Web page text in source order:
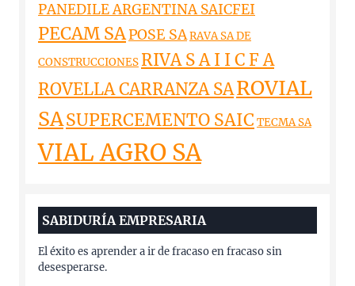
PANEDILE ARGENTINA SAICFEI
PECAM SAPOSE SARAVA SA DE
CONSTRUCCIONES RIVA S A I I C F A
ROVELLA CARRANZA SAROVIAL
SASUPERCEMENTO SAIC TECMA SA
VIAL AGRO SA
SABIDURÍA EMPRESARIA
El éxito es aprender a ir de fracaso en fracaso sin
desesperarse.